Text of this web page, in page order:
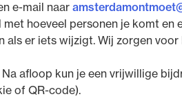
e-mail naar
met hoeveel personen je komt en
als er iets wijzigt. Wij zorgen voor
Na afloop kun je een vrijwillige
of QR-code).